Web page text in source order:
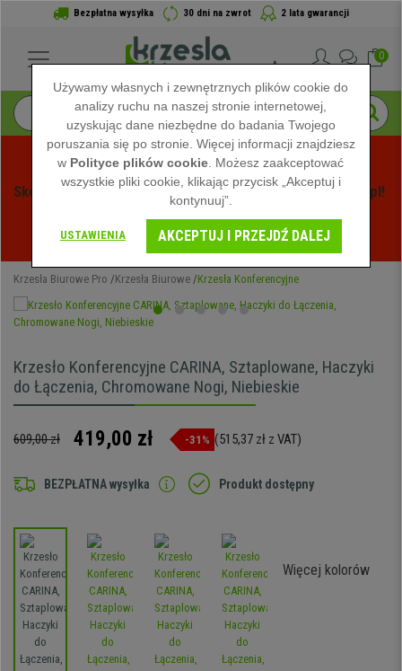
Bezpłatna wysyłka 30 dni na zwrot 2 lata gwarancji
0
Skorzystaj z Letnich Wyprzedaży na Krzeslabiurowepro.pl!
Zobacz oferty -
Krzesła Biurowe Pro Krzesła Biurowe Krzesła Konferencyjne
Krzesło Konferencyjne CARINA, Sztaplowane, Haczyki
do Łączenia, Chromowane Nogi, Niebieskie
609,00 zł 419,00 zł -31% (515,37 zł z VAT)
BEZPŁATNA wysyłka Produkt dostępny
Więcej kolorów
Używamy własnych i zewnętrznych plików cookie do
analizy ruchu na naszej stronie internetowej,
uzyskując dane niezbędne do badania Twojego
poruszania się po stronie. Więcej informacji znajdziesz
w Polityce plików cookie . Możesz zaakceptować
wszystkie pliki cookie, klikając przycisk „Akceptuj i
kontynuuj”.
USTAWIENIA AKCEPTUJ I PRZEJDŹ DALEJ